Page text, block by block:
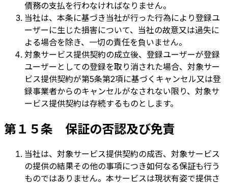
債務の支払を行わなければなりません。
当社は、本条に基づき当社が行った行為により登録ユ
ーザーに生じた損害について、当社の故意又は過失に
よる場合を除き、一切の責任を負いません。
対象サービス提供契約の成立後、登録ユーザーが登録
ユーザーとしての登録を取り消された場合、対象サー
ビス提供契約が第5条第2項に基づくキャンセル又は登
録事業者からのキャンセルがなされない限り、対象サ
ービス提供契約は存続するものとします。
第１５条 保証の否認及び免責
当社は、対象サービス提供契約の成否、対象サービス
の提供の結果その他の事項につき如何なる保証も行う
ものではありません。本サービスは現状有姿で提供さ